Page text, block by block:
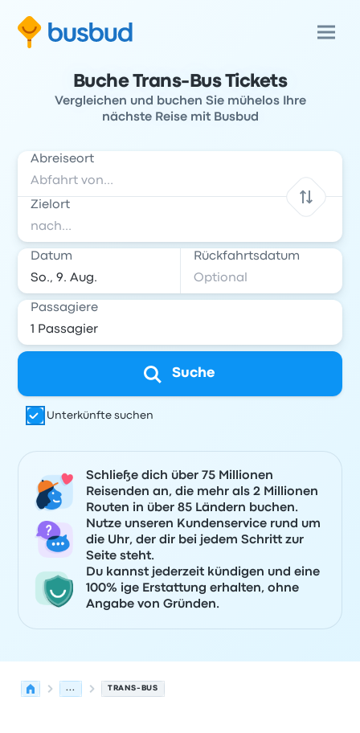
Buche Trans-Bus Tickets
Vergleichen und buchen Sie mühelos Ihre
nächste Reise mit Busbud
Abreiseort
Zielort
Datum Rückfahrtsdatum
Passagiere
Suche
Unterkünfte suchen
Schließe dich über 75 Millionen
Reisenden an, die mehr als 2 Millionen
Routen in über 85 Ländern buchen.
Nutze unseren Kundenservice rund um
die Uhr, der dir bei jedem Schritt zur
Seite steht.
Du kannst jederzeit kündigen und eine
100% ige Erstattung erhalten, ohne
Angabe von Gründen.
... TRANS-BUS